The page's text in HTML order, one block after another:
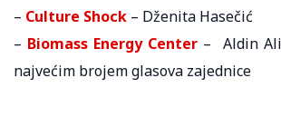
– Culture Shock – Dženita Hasečić
– Biomass Energy Center – Aldin
najvećim brojem glasova zajednice